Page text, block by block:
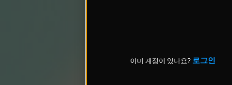
이미 계정이 있나요? 로그인